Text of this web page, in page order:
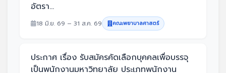
อัตรา...
18 มิ.ย. 69 – 31 ส.ค. 69 คณะพยาบาลศาสตร์
ประกาศ เรื่อง รับสมัครคัดเลือกบุคคลเพื่อบรรจุ
เป็นพนักงานมหาวิทยาลัย ประเภทพนักงาน